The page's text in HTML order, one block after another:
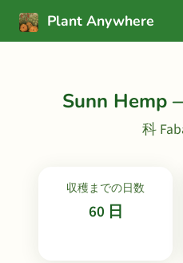
Plant Anywhere
Sunn Hemp
科
収穫までの日数
60 日